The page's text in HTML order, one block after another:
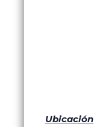
Ubicación